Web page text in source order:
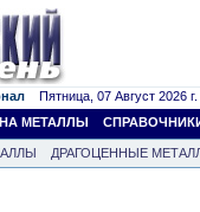
Пятница, 07 Август 2026 г.
МЕТАЛЛЫ
ДРАГОЦЕННЫЕ